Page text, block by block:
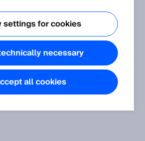
Ausblendung
vertikal/horizontal
vertikal/horizontal
settings for cookies
necessary
all cookies